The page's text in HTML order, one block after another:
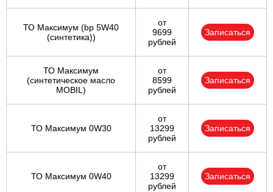
ТО Максимум (bp 5W40
(синтетика))
от
9699
рублей
Записаться
ТО Максимум
(cинтетическое масло
MOBIL)
от
8599
рублей
Записаться
ТО Максимум 0W30
от
13299
рублей
Записаться
ТО Максимум 0W40
от
13299
рублей
Записаться